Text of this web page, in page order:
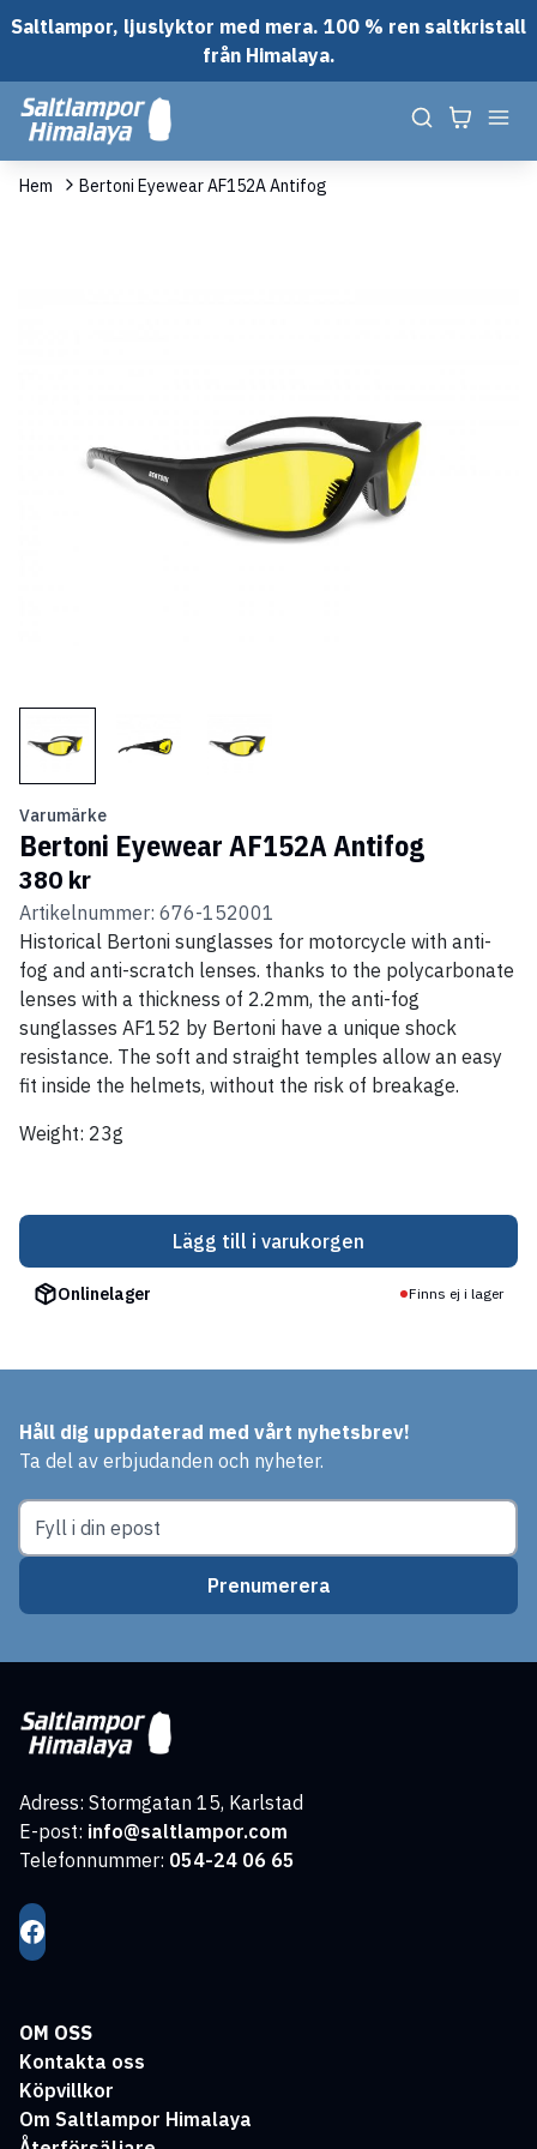
Saltlampor, ljuslyktor med mera. 100 % ren saltkristall
från Himalaya.
Hem Bertoni Eyewear AF152A Antifog
Varumärke
Bertoni Eyewear AF152A Antifog
380 kr
Artikelnummer: 676-152001
Historical Bertoni sunglasses for motorcycle with anti-
fog and anti-scratch lenses. thanks to the polycarbonate
lenses with a thickness of 2.2mm, the anti-fog
sunglasses AF152 by Bertoni have a unique shock
resistance. The soft and straight temples allow an easy
fit inside the helmets, without the risk of breakage.
Weight: 23g
Lägg till i varukorgen
Onlinelager Finns ej i lager
Håll dig uppdaterad med vårt nyhetsbrev!
Ta del av erbjudanden och nyheter.
Prenumerera
Adress: Stormgatan 15, Karlstad
E-post: info@saltlampor.com
Telefonnummer: 054-24 06 65
OM OSS
Kontakta oss
Köpvillkor
Om Saltlampor Himalaya